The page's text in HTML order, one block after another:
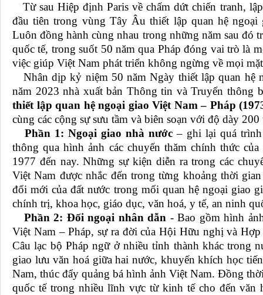
Từ sau Hiệp định Paris về chấm dứt chiến tranh,
đầu tiên trong vùng Tây Âu thiết lập quan hệ
Luôn đồng hành cùng nhau trong những năm sau đó
quốc tế, trong suốt 50 năm qua Pháp đóng vai trò là
việc giúp Việt Nam phát triển không ngừng về mọi
Nhân dịp kỷ niệm 50 năm Ngày thiết lập quan hệ
năm 2023 nhà xuất bản Thông tin và Truyển thông
thiết lập quan hệ ngoại giao Việt Nam – Pháp
cùng các cộng sự sưu tầm và biên soạn với độ dày
Phần 1: Ngoại giao nhà nước– ghi lại quá
thông qua hình ảnh các chuyến thăm chính thức
1977 đến nay. Những sự kiện diễn ra trong các
Việt Nam được nhắc đến trong từng khoảng thời
đổi mới của đất nước trong mối quan hệ ngoại giao
chính trị, khoa học, giáo dục, văn hoá, y tế, an ninh
Phần 2: Đối ngoại nhân dẫn - Bao gồm hình
Việt Nam – Pháp, sự ra đời của Hội Hữu nghị và
Câu lạc bộ Pháp ngữ ở nhiều tỉnh thành khác trong
giao lưu văn hoá giữa hai nước, khuyến khích học
Nam, thúc đẩy quảng bá hình ảnh Việt Nam. Đồng
quốc tế trong nhiều lĩnh vực từ kinh tế cho đến văn